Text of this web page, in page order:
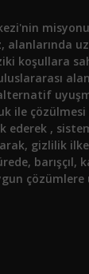
alanlarında
koşullara
ile çözülmesi
ederek ,
gizlilik
barışçıl,
çözümlere